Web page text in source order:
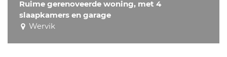
Ruime gerenoveerde woning, met 4
slaapkamers en garage
Wervik